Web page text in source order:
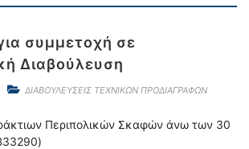
συμμετοχή σε
Διαβούλευση
ΔΙΑΒΟΥΛΕΥΣΕΙΣ ΤΕΧΝΙΚΩΝ ΠΡΟΔΙΑΓΡΑΦΩΝ
Περιπολικών Σκαφών άνω των 30